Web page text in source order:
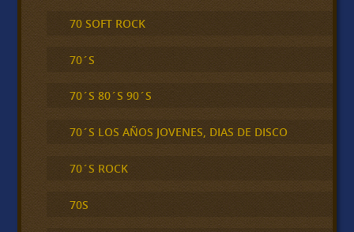
70 SOFT ROCK
70´S
70´S 80´S 90´S
70´S LOS AÑOS JOVENES, DIAS DE DISCO
70´S ROCK
70S